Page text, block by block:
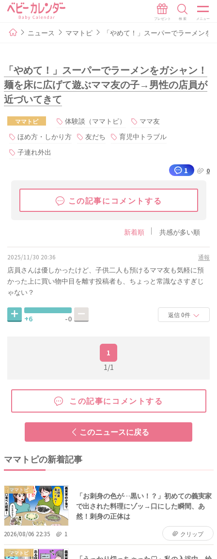
ニュース ママトピ 「やめて！」スーパーでラーメン
「やめて！」スーパーでラーメンをガシャン！
麺を床に広げて遊ぶママ友の子→男性の店員が
近づいてきて
ママトピ 体験談（ママトピ）
ママ友
ほめ方・しかり方
友だち
育児中トラブル
子連れ外出
1
0
この記事にコメントする
新着順 共感が多い順
2025/11/30 20:36 通報
店員さんは優しかったけど、子供二人も預けるママ友も気軽に預
かった上に買い物中目を離す投稿者も、ちょっと常識なさすぎじ
ゃない？
+6 -0 返信 0件
1
1/1
この記事にコメントする
このニュースに戻る
ママトピの新着記事
ママトピ
「お刺身の色が…黒い！？」初めての義実家
で出された料理にゾッ→口にした瞬間、あ
然！刺身の正体は
2026/08/06 22:35 1 クリップ
ママトピ